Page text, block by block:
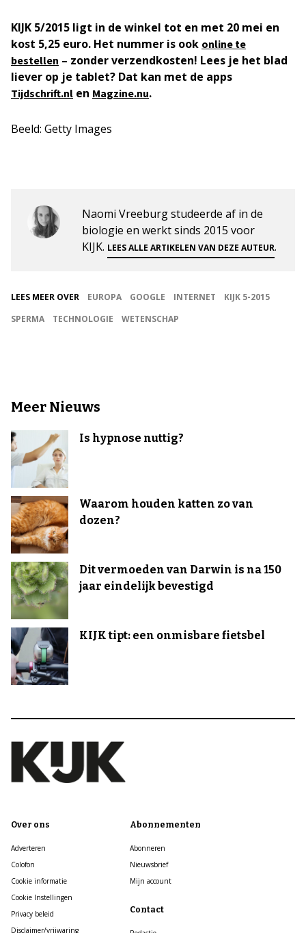
KIJK 5/2015 ligt in de winkel tot en met 20 mei en
kost 5,25 euro. Het nummer is ook online te
bestellen – zonder verzendkosten! Lees je het blad
liever op je tablet? Dat kan met de apps
Tijdschrift.nl en Magzine.nu.
Beeld: Getty Images
Naomi Vreeburg studeerde af in de
biologie en werkt sinds 2015 voor
KIJK. LEES ALLE ARTIKELEN VAN DEZE AUTEUR.
LEES MEER OVER EUROPA GOOGLE INTERNET
KIJK 5-2015
SPERMA
TECHNOLOGIE WETENSCHAP
Meer Nieuws
Is hypnose nuttig?
Waarom houden katten zo van
dozen?
Dit vermoeden van Darwin is na 150
jaar eindelijk bevestigd
KIJK tipt: een onmisbare fietsbel
Over ons
Adverteren
Colofon
Cookie informatie
Cookie Instellingen
Privacy beleid
Disclaimer/vrijwaring
Abonnementen
Abonneren
Nieuwsbrief
Mijn account
Contact